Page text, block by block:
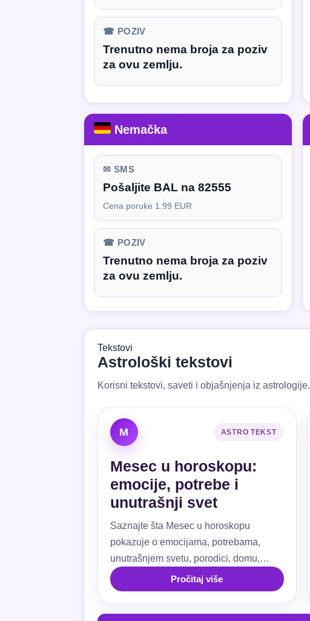
☎ POZIV
Trenutno nema broja za poziv
za ovu zemlju.
Nemačka
✉ SMS
Pošaljite BAL na 82555
Cena poruke 1.99 EUR
☎ POZIV
Trenutno nema broja za poziv
za ovu zemlju.
Tekstovi
Astrološki tekstovi
Korisni tekstovi, saveti i objašnjenja iz astrologije.
M ASTRO TEKST
Mesec u horoskopu:
emocije, potrebe i
unutrašnji svet
Saznajte šta Mesec u horoskopu
pokazuje o emocijama, potrebama,
unutrašnjem svetu, porodici, domu,
ljubavi, navikama i emotivnoj sigurnosti.
Pročitaj više